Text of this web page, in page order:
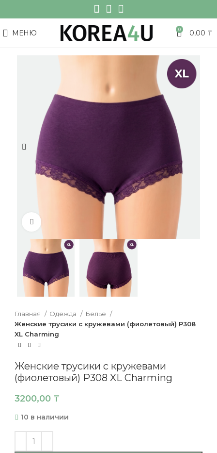
МЕНЮ 0 0,00 ₸
Нажмите, чтобы увеличить
Главная Одежда
Белье
Женские трусики с кружевами (фиолетовый) P308
XL Charming
Женские трусики с кружевами
(фиолетовый) P308 XL Charming
3200,00 ₸
10 в наличии